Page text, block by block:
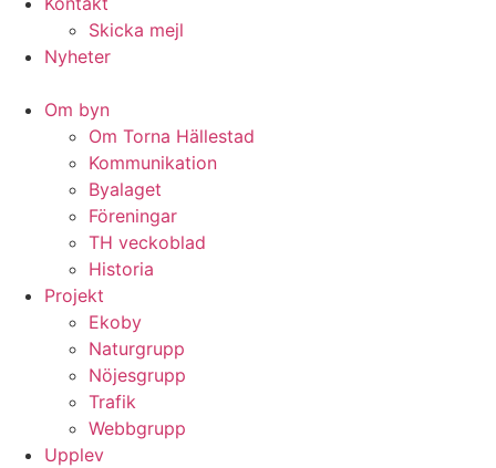
Skicka mejl
Nyheter
Om byn
Om Torna Hällestad
Kommunikation
Byalaget
Föreningar
TH veckoblad
Historia
Projekt
Ekoby
Naturgrupp
Nöjesgrupp
Trafik
Webbgrupp
Upplev